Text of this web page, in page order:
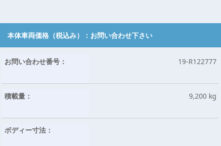
本体車両価格（税込み）： お問い合わせ下さい
お問い合わせ番号： 19-R122777
積載量： 9,200 kg
ボディー寸法：